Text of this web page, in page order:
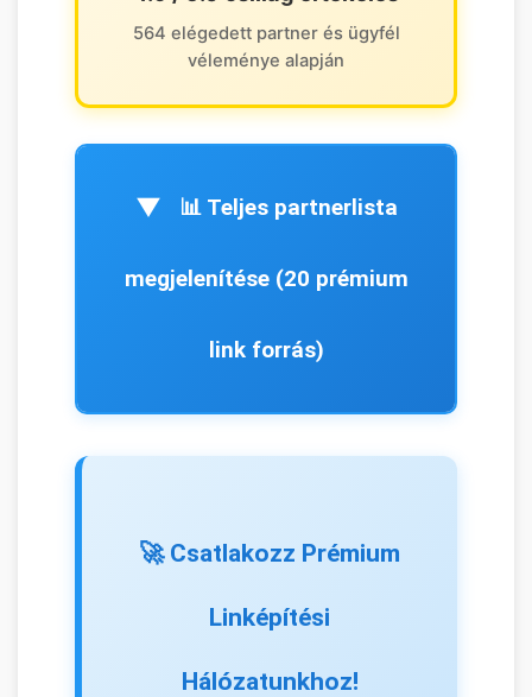
564 elégedett partner és ügyfél
véleménye alapján
📊 Teljes partnerlista
megjelenítése (20 prémium
link forrás)
🚀 Csatlakozz Prémium
Linképítési
Hálózatunkhoz!